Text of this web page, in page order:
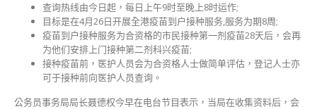
台〉
查询热线由今日起，每日上午9时至晚上8时运作;
目标是在4月26日开展全港疫苗到户接种服务,服务为期8周;
疫苗到户接种服务为合资格的市民接种第一剂疫苗28天后，会再
为他们安排上门接种第二剂科兴疫苗;
接种疫苗前，医护人员会为合资格人士做简单评估，登记人士亦
可于接种前向医护人员查询。
公务员事务局局长聂德权今早在电台节目表示，当局在收集资料后，会